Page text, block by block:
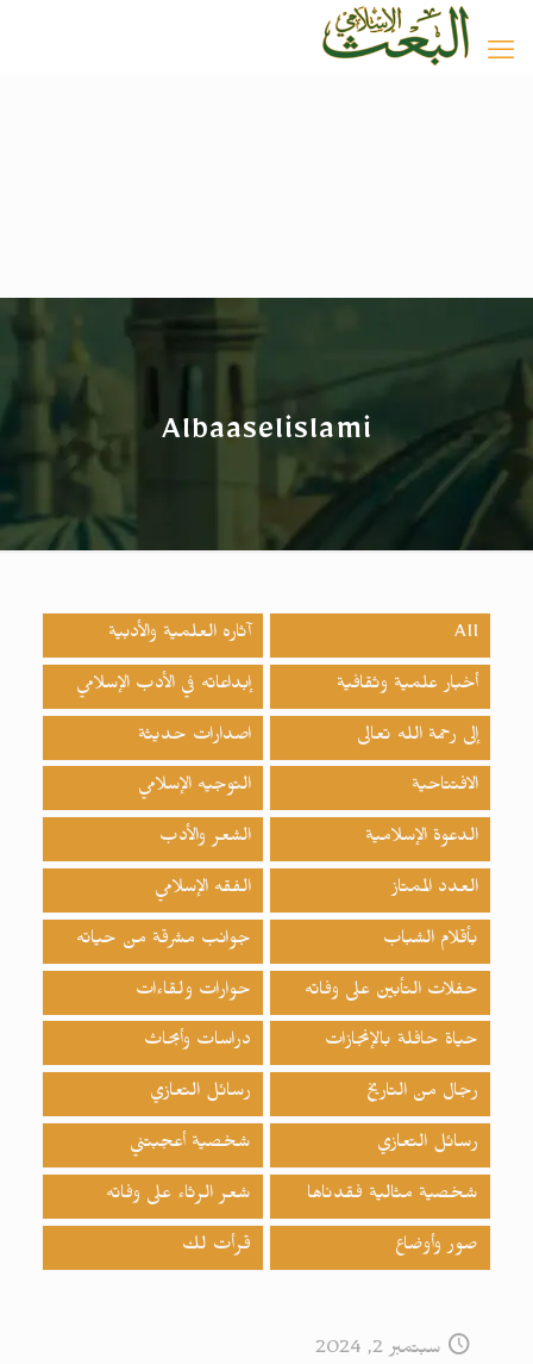
Albaaselislami
All آثاره العلمية والأدبية
أخبار علمية وثقافية إبداعاته في الأدب الإسلامي
إلى رحمة الله تعالى اصدارات حدیثة
الافتتاحية التوجيه الإسلامي
الدعوة الإسلامية الشعر والأدب
العدد الممتاز الفقه الإسلامي
بأقلام الشباب جوانب مشرقة من حياته
حفلات التأبين على وفاته حوارات ولقاءات
حياة حافلة بالإنجازات دراسات وأبحاث
رجال من التاريخ رسائل التعازي
رسائل التعازي شخصية أعجبتني
شخصية مثالية فقدناها شعر الرثاء على وفاته
صور وأوضاع قرأت لك
سبتمبر 2, 2024